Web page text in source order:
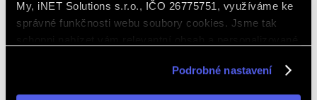
My, iNET Solutions s.r.o., IČO 26775751, využíváme ke
správné funkčnosti webu soubory cookies. Jsme tak
v reklamní síti na ostatních webech. Kliknutím na tlačítko
Podrobné nastavení
Rukávy Krátký rukáv
Střih/Styl bez postranních švů, Regular fit, Basic